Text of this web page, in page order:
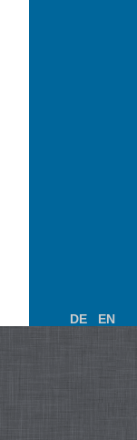
DE EN